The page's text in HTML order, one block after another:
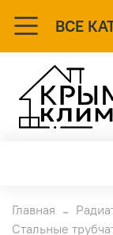
ВСЕ
Главная
Стальные